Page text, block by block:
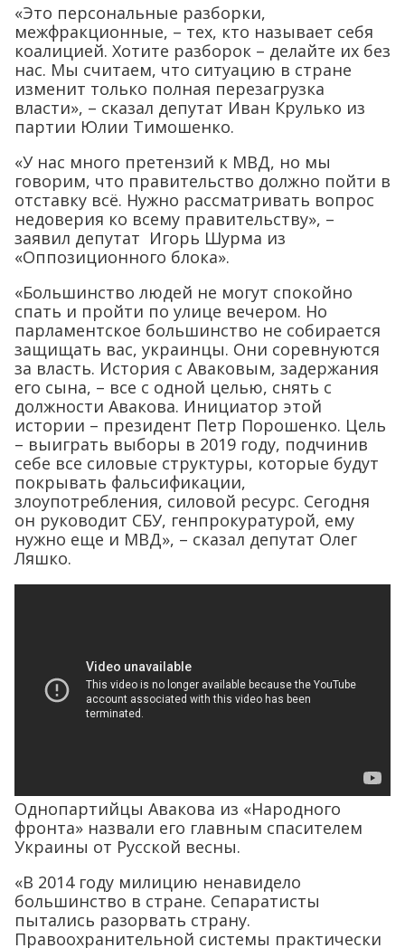
«Это персональные разборки,
межфракционные, – тех, кто называет себя
коалицией. Хотите разборок – делайте их без
нас. Мы считаем, что ситуацию в стране
изменит только полная перезагрузка
власти», – сказал депутат Иван Крулько из
партии Юлии Тимошенко.
«У нас много претензий к МВД, но мы
говорим, что правительство должно пойти в
отставку всё. Нужно рассматривать вопрос
недоверия ко всему правительству», –
заявил депутат Игорь Шурма из
«Оппозиционного блока».
«Большинство людей не могут спокойно
спать и пройти по улице вечером. Но
парламентское большинство не собирается
защищать вас, украинцы. Они соревнуются
за власть. История с Аваковым, задержания
его сына, – все с одной целью, снять с
должности Авакова. Инициатор этой
истории – президент Петр Порошенко. Цель
– выиграть выборы в 2019 году, подчинив
себе все силовые структуры, которые будут
покрывать фальсификации,
злоупотребления, силовой ресурс. Сегодня
он руководит СБУ, генпрокуратурой, ему
нужно еще и МВД», – сказал депутат Олег
Ляшко.
Однопартийцы Авакова из «Народного
фронта» назвали его главным спасителем
Украины от Русской весны.
«В 2014 году милицию ненавидело
большинство в стране. Сепаратисты
пытались разорвать страну.
Правоохранительной системы практически